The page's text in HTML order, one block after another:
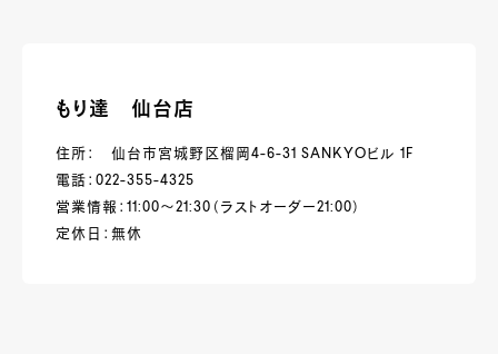
もり達 仙台店
住所： 仙台市宮城野区榴岡4-6-31 SANKYOビル 1F
電話：022-355-4325
営業情報：11:00～21:30（ラストオーダー21:00）
定休日：無休